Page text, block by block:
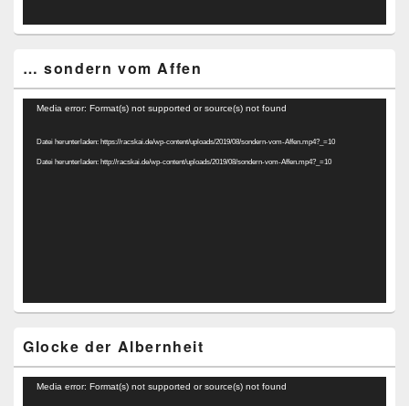
… sondern vom Affen
Video-
Media error: Format(s) not supported or source(s) not found
Datei herunterladen: https://racskai.de/wp-content/uploads/2019/08/sondern-vom-Affen.mp4?_=10
Datei herunterladen: http://racskai.de/wp-content/uploads/2019/08/sondern-vom-Affen.mp4?_=10
Glocke der Albernheit
Video-
Media error: Format(s) not supported or source(s) not found